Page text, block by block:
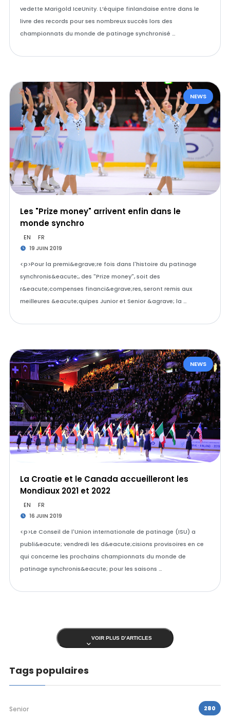
vedette Marigold IceUnity. L’équipe finlandaise entre dans le
livre des records pour ses nombreux succès lors des
championnats du monde de patinage synchronisé …
NEWS
Les "Prize money" arrivent enfin dans le
monde synchro
EN FR
19 JUIN 2019
<p>Pour la premi&egrave;re fois dans l'histoire du patinage
synchronis&eacute;, des "Prize money", soit des
r&eacute;compenses financi&egrave;res, seront remis aux
meilleures &eacute;quipes Junior et Senior &agrave; la …
NEWS
La Croatie et le Canada accueilleront les
Mondiaux 2021 et 2022
EN FR
16 JUIN 2019
<p>Le Conseil de l'Union internationale de patinage (ISU) a
publi&eacute; vendredi les d&eacute;cisions provisoires en ce
qui concerne les prochains championnats du monde de
patinage synchronis&eacute; pour les saisons …
VOIR PLUS D’ARTICLES
Tags populaires
Senior 280